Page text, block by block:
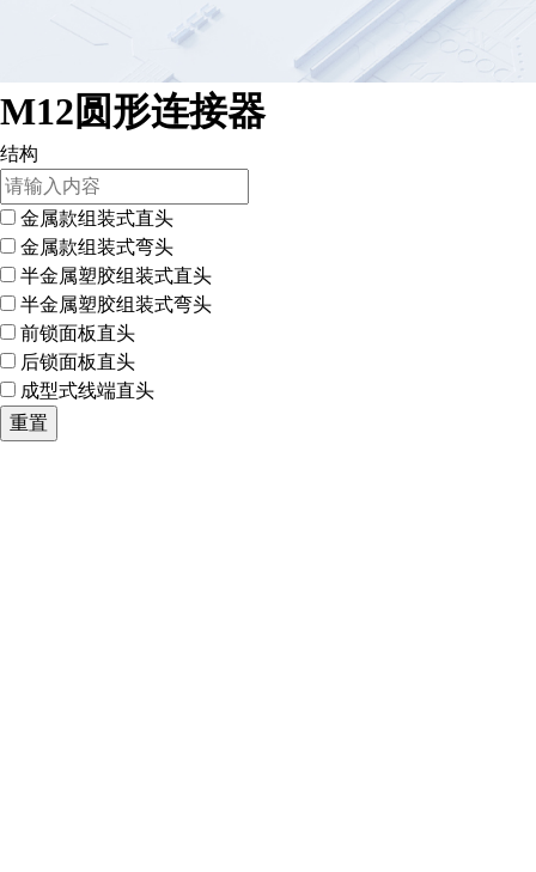
M12圆形连接器
结构
金属款组装式直头
金属款组装式弯头
半金属塑胶组装式直头
半金属塑胶组装式弯头
前锁面板直头
后锁面板直头
成型式线端直头
重置